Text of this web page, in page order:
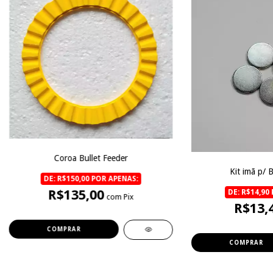
Coroa Bullet Feeder
DE: R$150,00 POR APENAS:
R$135,00 com Pix
Kit imã p/
DE: R$14,90